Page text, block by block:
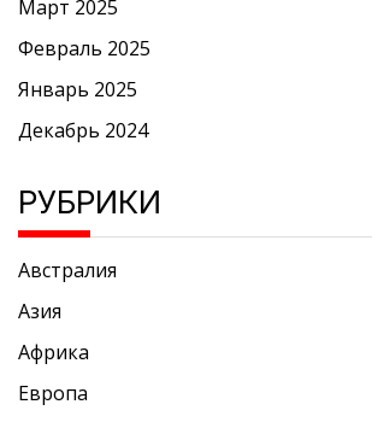
Март 2025
Февраль 2025
Январь 2025
Декабрь 2024
РУБРИКИ
Австралия
Азия
Африка
Европа